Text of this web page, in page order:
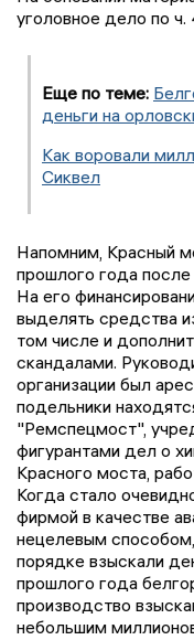
уголовное дело по
Еще по теме:
деньги на
Как воровали
Сиквел
Напомним, Красный
прошлого года
На его
выделять средства
том числе и
скандалами.
организации был
подельники
"Ремспецмост",
фигурантами дел о
Красного моста,
Когда стало
фирмой в качестве
нецелевым
порядке взыскали
прошлого года
производство
небольшим